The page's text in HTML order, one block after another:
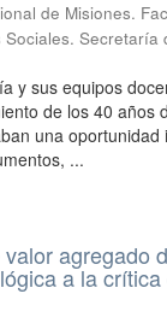
de Misiones.
Secretaría
y sus equipos
de los 40 años
una oportunidad
...
agregado
a la